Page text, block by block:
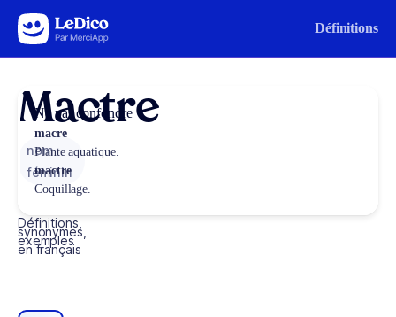
Aller au contenu Définitions
Mactre
nom
féminin
Définitions,
synonymes,
exemples
en français
Ne pas confondre
macre
Plante aquatique.
mactre
Coquillage.